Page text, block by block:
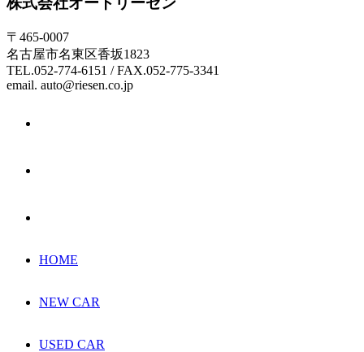
〒465-0007
名古屋市名東区香坂1823
TEL.052-774-6151 / FAX.052-775-3341
email. auto@riesen.co.jp
HOME
NEW CAR
USED CAR